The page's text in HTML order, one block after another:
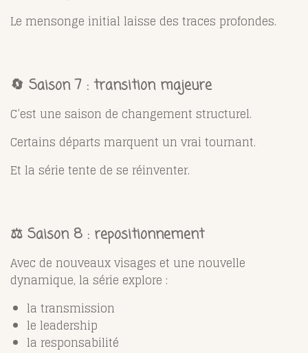
Le mensonge initial laisse des traces profondes.
🔄 Saison 7 : transition majeure
C’est une saison de changement structurel.
Certains départs marquent un vrai tournant.
Et la série tente de se réinventer.
⚖️ Saison 8 : repositionnement
Avec de nouveaux visages et une nouvelle
dynamique, la série explore :
la transmission
le leadership
la responsabilité